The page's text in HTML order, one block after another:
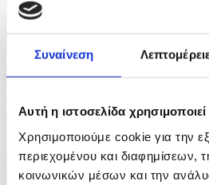
Συναίνεση
Αυτή η ιστοσελίδα
Χρησιμοποιούμε cookie για την
περιεχομένου και διαφημίσεων,
κοινωνικών μέσων και την